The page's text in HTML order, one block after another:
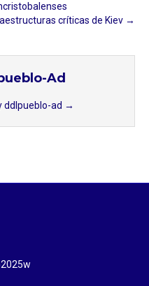
críticas de Kiev →
Ad
ddlpueblo-ad →